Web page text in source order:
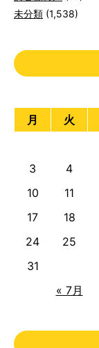
未分類 (1,538)
月
火
« 7月
3
4
10
11
17
18
24
25
31